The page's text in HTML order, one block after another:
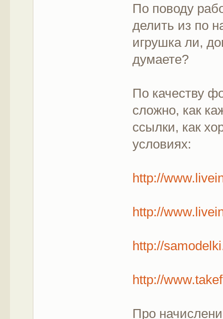
По поводу
делить из по
игрушка ли,
думаете?
По качеству
сложно, как
ссылки, как
условиях:
http://
http://
http://
http://
Про